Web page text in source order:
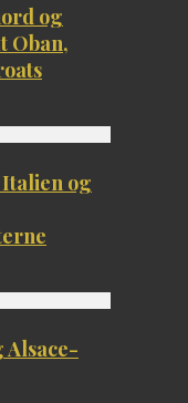
og
Oban,
og
Alsace-